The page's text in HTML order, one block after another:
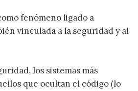
fenómeno ligado a
vinculada a la seguridad y al
los sistemas más
que ocultan el código (lo